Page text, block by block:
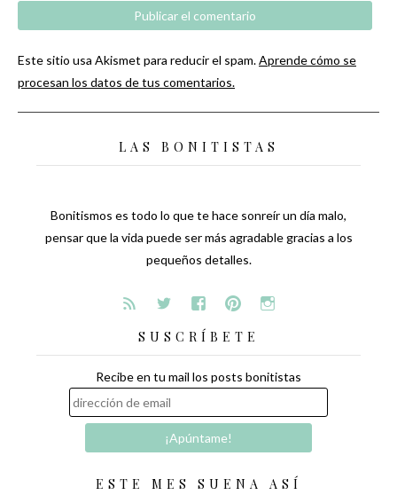
Este sitio usa Akismet para reducir el spam.Aprende cómo se
procesan los datos de tus comentarios.
LAS BONITISTAS
Bonitismos es todo lo que te hace sonreír un día malo,
pensar que la vida puede ser más agradable gracias a los
pequeños detalles.
SUSCRÍBETE
Recibe en tu mail los posts bonitistas
ESTE MES SUENA ASÍ